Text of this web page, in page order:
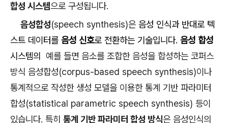
합성 시스템으로 구성됩니다.
음성합성(speech synthesis)은 음성 인식과 반대로 텍
스트 데이터를 음성 신호로 전환하는 기술입니다. 음성 합성
시스템의 예를 들면 음소를 조합한 음성을 합성하는 코퍼스
방식 음성합성(corpus-based speech synthesis)이나
통계적으로 작성한 생성 모델을 이용한 통계 기반 파라미터
합성(statistical parametric speech synthesis) 등이
있습니다. 특히 통계 기반 파라미터 합성 방식은 음성인식의